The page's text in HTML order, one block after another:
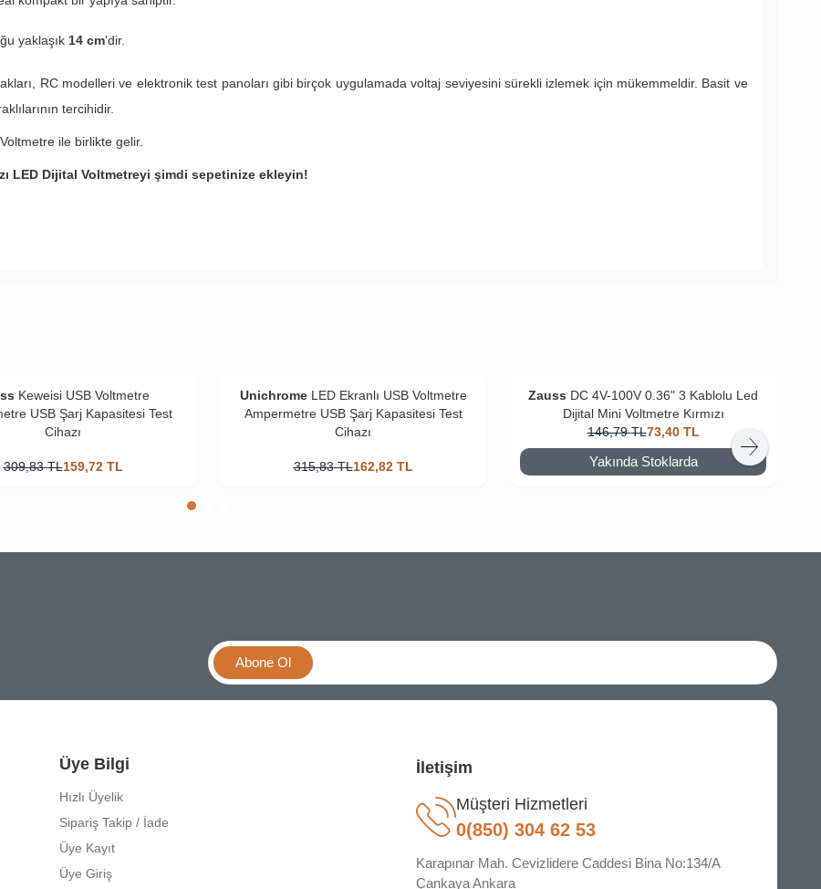
yaklaşık 14 cm'dir.
RC modelleri ve elektronik test panoları gibi birçok uygulamada voltaj seviyesini sürekli izlemek için mükemmeldir. Basit ve
tercihidir.
ile birlikte gelir.
LED Dijital Voltmetreyi şimdi sepetinize ekleyin!
Keweisi USB Voltmetre
USB Şarj Kapasitesi Test
Cihazı
309,83 TL159,72 TL
Unichrome LED Ekranlı USB Voltmetre
Ampermetre USB Şarj Kapasitesi Test
Cihazı
315,83 TL162,82 TL
Zauss DC 4V-100V 0.36" 3 Kablolu Led
Dijital Mini Voltmetre Kırmızı
146,79 TL73,40 TL
Yakında Stoklarda
Abone Ol
Üye Bilgi
Hızlı Üyelik
Sipariş Takip / İade
Üye Kayıt
Üye Giriş
İletişim
Müşteri Hizmetleri
0(850) 304 62 53
Karapınar Mah. Cevizlidere Caddesi Bina No:134/A
Çankaya Ankara